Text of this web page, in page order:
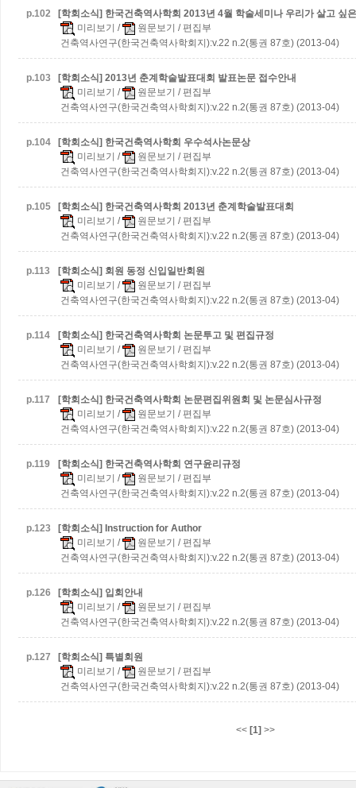
p.102 [학회소식] 한국건축역사학회 2013년 4월 학술세미나 우리가 살고 싶
미리보기 / 원문보기 / 편집부
건축역사연구(한국건축역사학회지):v.22 n.2(통권 87호) (2013-04)
p.103
[학회소식] 2013년 춘계학술발표대회 발표논문 접수안내
미리보기 / 원문보기 / 편집부
건축역사연구(한국건축역사학회지):v.22 n.2(통권 87호) (2013-04)
p.104
[학회소식] 한국건축역사학회 우수석사논문상
미리보기 / 원문보기 / 편집부
건축역사연구(한국건축역사학회지):v.22 n.2(통권 87호) (2013-04)
p.105
[학회소식] 한국건축역사학회 2013년 춘계학술발표대회
미리보기 / 원문보기 / 편집부
건축역사연구(한국건축역사학회지):v.22 n.2(통권 87호) (2013-04)
p.113 [학회소식] 회원 동정 신입일반회원
미리보기 / 원문보기 / 편집부
건축역사연구(한국건축역사학회지):v.22 n.2(통권 87호) (2013-04)
p.114
[학회소식] 한국건축역사학회 논문투고 및 편집규정
미리보기 / 원문보기 / 편집부
건축역사연구(한국건축역사학회지):v.22 n.2(통권 87호) (2013-04)
p.117
[학회소식] 한국건축역사학회 논문편집위원회 및 논문심사규정
미리보기 / 원문보기 / 편집부
건축역사연구(한국건축역사학회지):v.22 n.2(통권 87호) (2013-04)
p.119
[학회소식] 한국건축역사학회 연구윤리규정
미리보기 / 원문보기 / 편집부
건축역사연구(한국건축역사학회지):v.22 n.2(통권 87호) (2013-04)
p.123
[학회소식] Instruction for Author
미리보기 / 원문보기 / 편집부
건축역사연구(한국건축역사학회지):v.22 n.2(통권 87호) (2013-04)
p.126
[학회소식] 입회안내
미리보기 / 원문보기 / 편집부
건축역사연구(한국건축역사학회지):v.22 n.2(통권 87호) (2013-04)
p.127
[학회소식] 특별회원
미리보기 / 원문보기 / 편집부
건축역사연구(한국건축역사학회지):v.22 n.2(통권 87호) (2013-04)
<< [1] >>